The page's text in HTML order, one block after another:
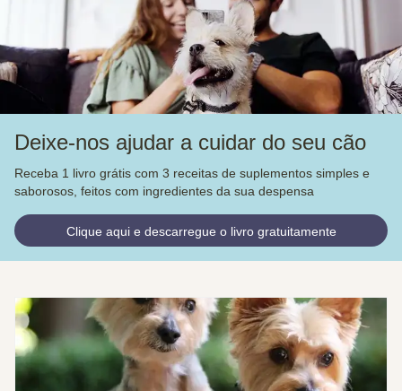
Deixe-nos ajudar a cuidar do seu cão
Receba 1 livro grátis com 3 receitas de suplementos simples e
saborosos, feitos com ingredientes da sua despensa
Clique aqui e descarregue o livro gratuitamente